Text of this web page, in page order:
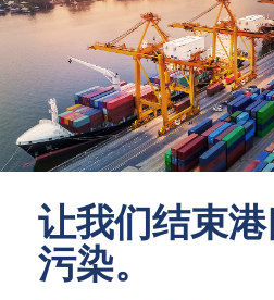
让我们结束
污染。